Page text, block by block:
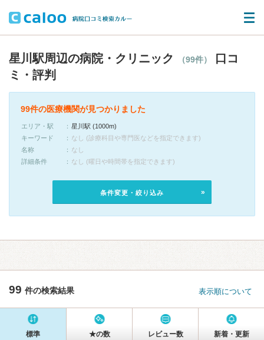
星川駅周辺の病院・クリニック （99件）
口コ
ミ・評判
99件の医療機関が見つかりました
エリア・駅
星川駅 (1000m)
キーワード
なし (診療科目や専門医などを指定できます)
名称
なし
詳細条件
なし (曜日や時間帯を指定できます)
条件変更・絞り込み
99 件の検索結果 表示順について
標準 ★の数 レビュー数 新着・更新